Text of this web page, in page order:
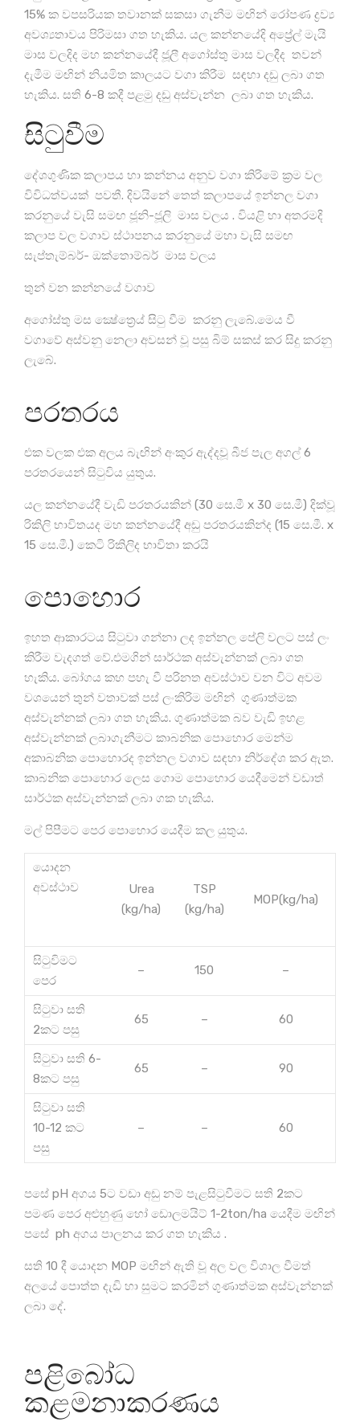
15% ක වපසරියක තවානක් සකසා ගැනීම මඟින් රෝපණ ද්‍රව්‍ය
අවශ්‍යතාවය පිරිමසා ගත හැකිය. යල කන්නයේදි අප්‍රේල් මැයි
මාස වලදිද මහ කන්නයේදී ජූලී අගෝස්තු මාස වලදීද තවන්
දැමීම මඟින් නියමිත කාලයට වගා කිරීම සඳහා දඩු ලබා ගත
හැකිය. සති 6-8 කදී පළමු දඩු අස්වැන්න ලබා ගත හැකිය.
සිටුවීම
දේශගුණික කලාපය හා කන්නය අනුව වගා කිරිමේ ක්‍රම වල
විවිධත්වයක් පවතී. දිවයිනේ තෙත් කලාපයේ ඉන්නල වගා
කරනුයේ වැසි සමඟ ජූනි-ජූලි මාස වලය . වියළි හා අතරමදි
කලාප වල වගාව ස්ථාපනය කරනුයේ මහා වැසි සමඟ
සැප්තැම්බර්- ඔක්තොම්බර් මාස වලය
තුන් වන කන්නයේ වගාව
අගෝස්තු මස ක්‍ෂේත්‍රෙය් සිටු වීම කරනු ලැබේ.මෙය වී
වගාවේ අස්වනු නෙලා අවසන් වූ පසු බිම් සකස් කර සිදු කරනු
ලැබේ.
පරතරය
එක වලක එක අලය බැඟින් අංකුර ඇද්දවූ බීජ පැල අගල් 6
පරතරයෙන් සිටුවිය යුතුය.
යල කන්නයේදී වැඩි පරතරයකින් (30 සෙ.මී x 30 සෙ.මී) දික්වූ
රිකිලි භාවිතයද මහ කන්නයේදී අඩු පරතරයකින්ද (15 සෙ.මී. x
15 සෙ.මී.) කෙටි රිකිලිද භාවිතා කරයි
පොහොර
ඉහත ආකාරටය සිටුවා ගන්නා ලද ඉන්නල පේලි වලට පස් ලං
කිරීම වැදගත් වේ.එමගින් සාර්ථක අස්වැන්නක් ලබා ගත
හැකිය. බෝගය කහ පහැ වී පරිනත අවස්ථාව වන විට අවම
වශයෙන් තුන් වතාවක් පස් ලංකිරිම මඟින් ගුණාත්මක
අස්වැන්නක් ලබා ගත හැකිය. ගුණාත්මක බව වැඩි ඉහළ
අස්වැන්නක් ලබාගැනීමට කාබනික පොහොර මෙන්ම
අකාබනික පොහොරද ඉන්නල වගාව සඳහා නිර්දේශ කර ඇත.
කාබනික පොහොර ලෙස ගොම පොහොර යෙදීමෙන් වඩාත්
සාර්ථක අස්වැන්නක් ලබා ගක හැකිය.
මල් පිපීමට පෙර පොහොර යෙදීම කල යුතුය.
යොදන
අවස්ථාව
Urea
(kg/ha)
TSP
(kg/ha)
MOP(kg/ha)
සිටුවිමට
පෙර
– 150 –
සිටුවා සති
2කට පසු
65 – 60
සිටුවා සති 6-
8කට පසු
65 – 90
සිටුවා සති
10-12 කට
පසු
– – 60
පසේ pH අගය 5ට වඩා අඩු නම් පැළසිටුවීමට සති 2කට
පමණ පෙර අළුහුණු හෝ ඩොලමයිට් 1-2ton/ha යෙදීම මඟින්
පසේ ph අගය පාලනය කර ගත හැකිය .
සති 10 දී යොදන MOP මඟින් ඇති වූ අල වල විශාල වීමත්
අලයේ පොත්ත දැඩි හා සුමට කරමින් ගුණාත්මක අස්වැන්නක්
ලබා දේ.
පළිබෝධ
කළමනාකරණය